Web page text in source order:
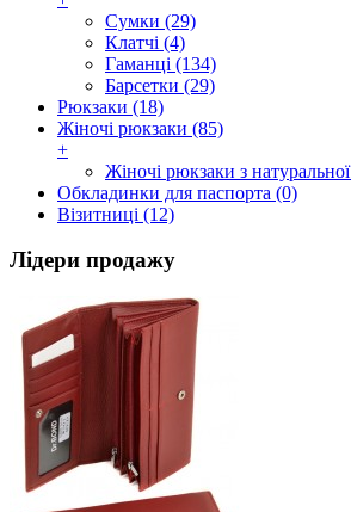
Сумки (29)
Клатчі (4)
Гаманці (134)
Барсетки (29)
Рюкзаки (18)
Жіночі рюкзаки (85)
+
Жіночі рюкзаки з
Обкладинки для паспорта (0)
Візитниці (12)
Лідери продажу